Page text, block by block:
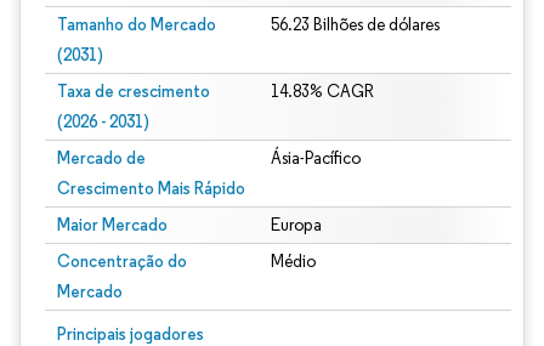
Tamanho do Mercado
(2031)
56.23 Bilhões de dólares
Taxa de crescimento
(2026 - 2031)
14.83% CAGR
Mercado de
Crescimento Mais Rápido
Ásia-Pacífico
Maior Mercado Europa
Concentração do
Mercado
Médio
Principais jogadores
Imagem © Mordor Intelligence. O reuso requer atribuição conforme CC BY 4.0.